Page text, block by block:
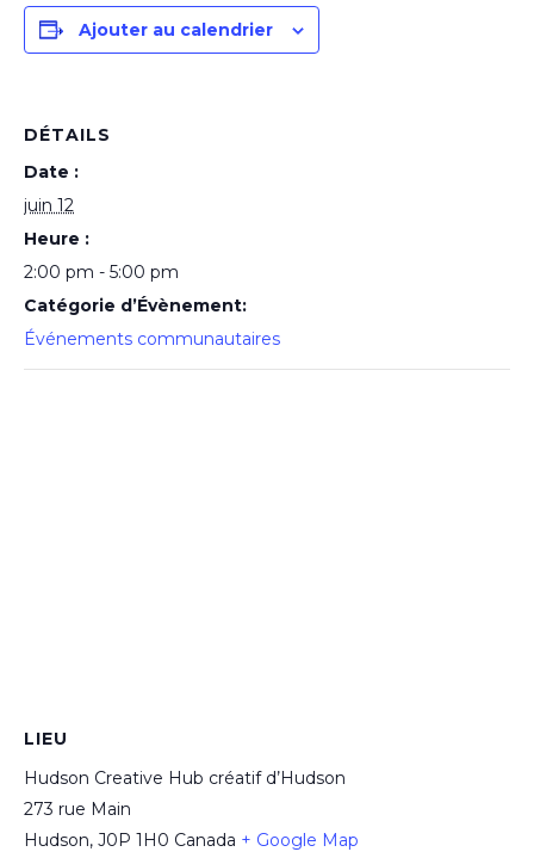
Ajouter au calendrier
DÉTAILS
Date :
juin 12
Heure :
2:00 pm - 5:00 pm
Catégorie d’Évènement:
Événements communautaires
LIEU
Hudson Creative Hub créatif d’Hudson
273 rue Main
Hudson, J0P 1H0 Canada + Google Map